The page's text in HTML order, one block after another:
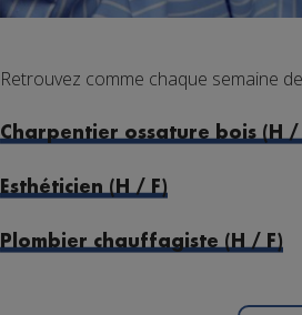
Retrouvez comme chaque semaine
Charpentier ossature bois (H /
Esthéticien (H / F)
Plombier chauffagiste (H / F)